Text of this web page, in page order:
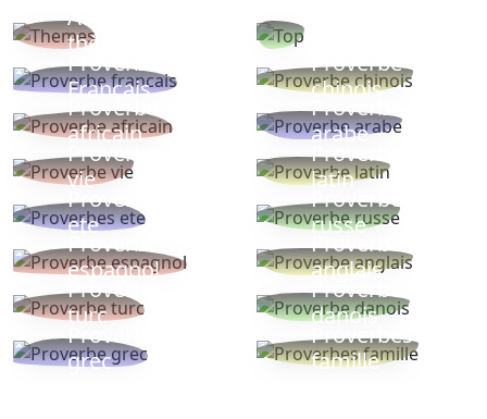
Autres
thèmes
Proverbe
Français
Proverbe
chinois
Proverbe
africain
Proverbe
arabe
Proverbe
vie
Proverbe
latin
Proverbes
ete
Proverbe
russe
Proverbe
espagnol
Proverbe
anglais
Proverbe
turc
Proverbe
danois
Proverbe
grec
Proverbes
famille